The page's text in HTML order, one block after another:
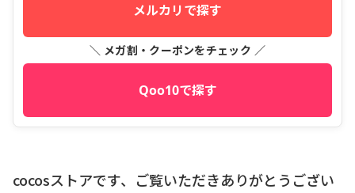
メルカリで探す
＼ メガ割・クーポンをチェック ／
Qoo10で探す
cocosストアです、ご覧いただきありがとうござい